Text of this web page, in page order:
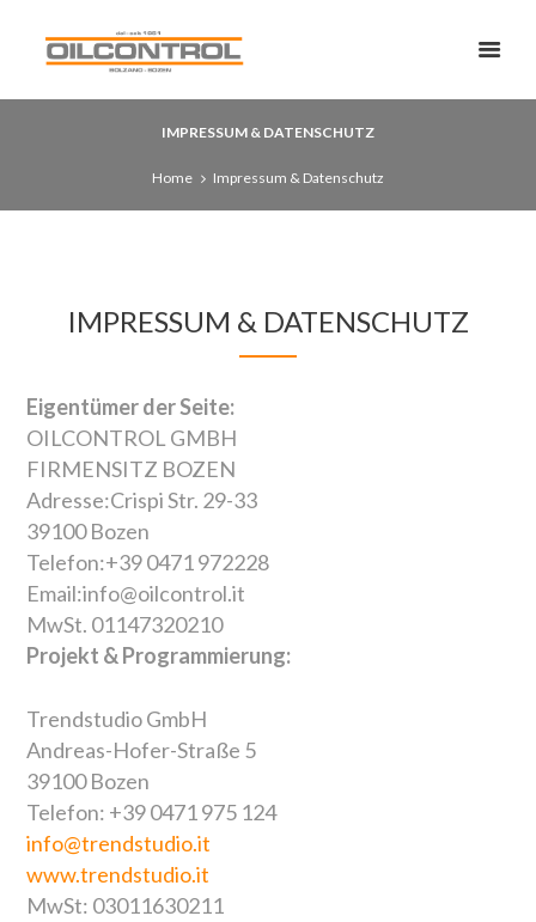
IMPRESSUM & DATENSCHUTZ
Home Impressum & Datenschutz
IMPRESSUM & DATENSCHUTZ
Eigentümer der Seite:
OILCONTROL GMBH
FIRMENSITZ BOZEN
Adresse:Crispi Str. 29-33
39100 Bozen
Telefon:+39 0471 972228
Email:info@oilcontrol.it
MwSt. 01147320210
Projekt & Programmierung:
Trendstudio GmbH
Andreas-Hofer-Straße 5
39100 Bozen
Telefon: +39 0471 975 124
info@trendstudio.it
www.trendstudio.it
MwSt: 03011630211